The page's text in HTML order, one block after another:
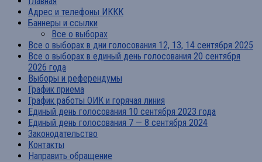
Адрес и телефоны ИККК
Баннеры и ссылки
Все о выборах
Все о выборах в дни голосования 12, 13, 14 сентября 2025
Все о выборах в единый день голосования 20 сентября
2026 года
Выборы и референдумы
График приема
График работы ОИК и горячая линия
Единый день голосования 10 сентября 2023 года
Единый день голосования 7 — 8 сентября 2024
Законодательство
Контакты
Направить обращение